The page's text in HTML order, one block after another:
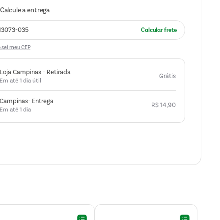
meu CEP
Campinas - Retirada
até 1 dia útil
Grátis
Entrega
até 1 dia
R$ 14,90